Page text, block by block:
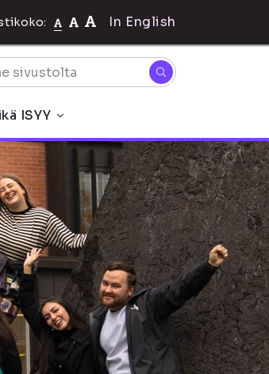
In English
ISYY